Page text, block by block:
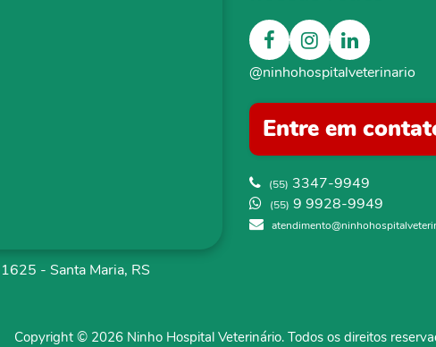
- Santa Maria, RS
@ninhohospitalveterinario
Entre em
(55) 3347-9949
(55) 9 9928-9949
Copyright © 2026 Ninho Hospital Veterinário. Todos os direitos